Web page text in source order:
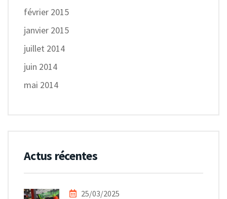
février 2015
janvier 2015
juillet 2014
juin 2014
mai 2014
Actus récentes
25/03/2025